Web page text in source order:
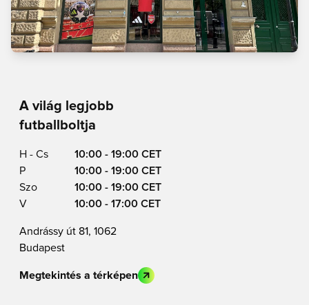
A világ legjobb
futballboltja
H - Cs
10:00 - 19:00 CET
P
10:00 - 19:00 CET
Szo
10:00 - 19:00 CET
V
10:00 - 17:00 CET
Andrássy út 81, 1062
Budapest
Megtekintés a térképen